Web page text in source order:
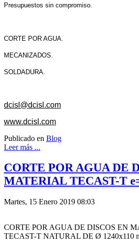
Presupuestos sin compromiso.
CORTE POR AGUA.
MECANIZADOS.
SOLDADURA.
dcisl@dcisl.com
www.dcisl.com
Publicado en Blog
Leer más ...
CORTE POR AGUA DE
MATERIAL TECAST-T
Martes, 15 Enero 2019 08:03
CORTE POR AGUA DE DISCOS EN
TECAST-T NATURAL DE Ø 1240x110